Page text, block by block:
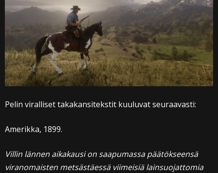
Pelin viralliset takakansitekstit kuuluvat seuraavasti:
Amerikka, 1899.
Villin lännen aikakausi on saapumassa päätökseensä
viranomaisten metsästäessä viimeisiä lainsuojattomia